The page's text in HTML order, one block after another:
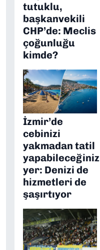
tutuklu,
başkanvekili
CHP’de: Meclis
çoğunluğu
kimde?
İzmir’de
cebinizi
yakmadan tatil
yapabileceğiniz
yer: Denizi de
hizmetleri de
şaşırtıyor